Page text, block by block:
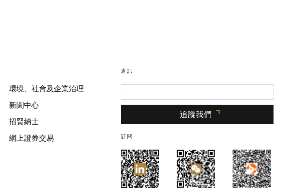
環境、社會及企業治理
新聞中心
招賢納士
網上證券交易
通訊
追蹤我們
訂閱